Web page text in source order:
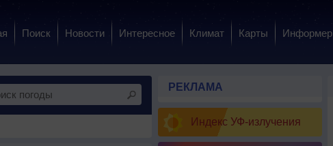
Поиск Новости Интересное Климат Карты Информер
РЕКЛАМА
Индекс УФ-излучения